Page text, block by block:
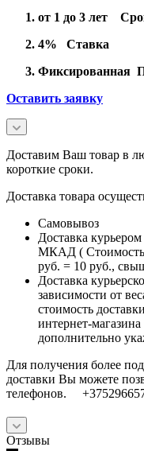
от 1 до 3 лет
4% Ставка
Фиксированная
Оставить заявку
Доставим Ваш товар в
короткие сроки.
Доставка товара
Самовывоз
Доставка
МКАД ( Стоимость
руб. = 10 руб.,
Доставка
зависимости от
стоимость
интернет-
дополнительно
Для получения более
доставки Вы можете
телефонов.
Отзывы